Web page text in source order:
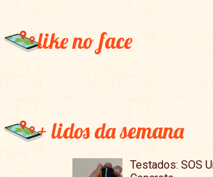
like no face
+ lidos da semana
Testados: SOS